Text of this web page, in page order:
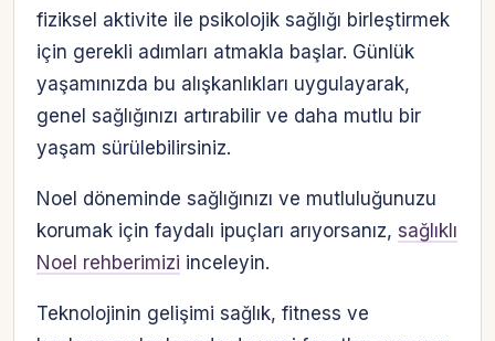
fiziksel aktivite ile psikolojik sağlığı birleştirmek
için gerekli adımları atmakla başlar. Günlük
yaşamınızda bu alışkanlıkları uygulayarak,
genel sağlığınızı artırabilir ve daha mutlu bir
yaşam sürülebilirsiniz.
Noel döneminde sağlığınızı ve mutluluğunuzu
korumak için faydalı ipuçları arıyorsanız, sağlıklı
Noel rehberimizi inceleyin.
Teknolojinin gelişimi sağlık, fitness ve